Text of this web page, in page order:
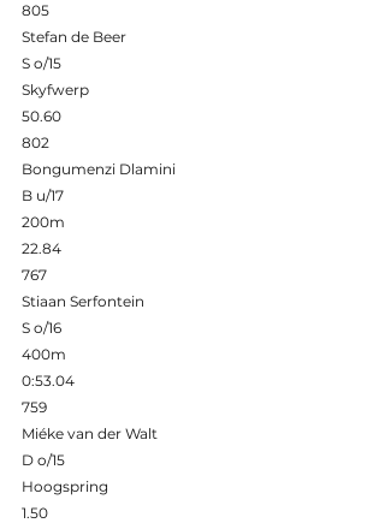
805
Stefan de Beer
S o/15
Skyfwerp
50.60
802
Bongumenzi Dlamini
B u/17
200m
22.84
767
Stiaan Serfontein
S o/16
400m
0:53.04
759
Miéke van der Walt
D o/15
Hoogspring
1.50